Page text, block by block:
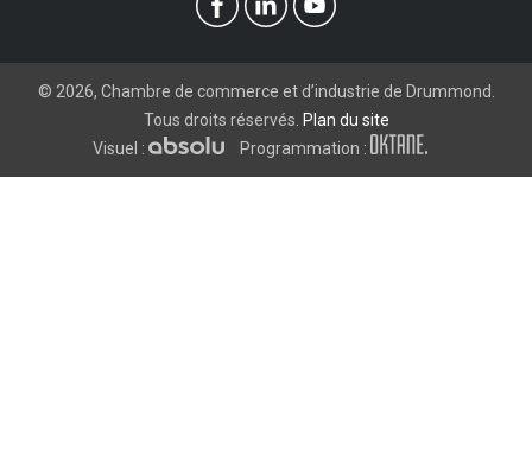
© 2026, Chambre de commerce et d’industrie de Drummond.
Tous droits réservés. Plan du site
Visuel :
Programmation :